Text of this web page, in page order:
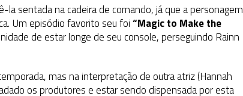
sentada na cadeira de comando, já que a personagem
Um episódio favorito seu foi“Magic to Make the
de estar longe de seu console, perseguindo Rainn
mas na interpretação de outra atriz (Hannah
os produtores e estar sendo dispensada por esta